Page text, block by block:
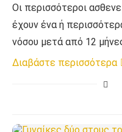
Οι περισσότεροι
έχουν ένα ή
νόσου μετά από 12
Διαβάστε περισσότερα